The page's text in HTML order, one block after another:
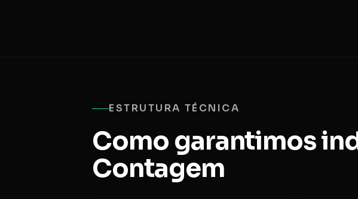
ESTRUTURA TÉCNICA
Como garantimos
Contagem